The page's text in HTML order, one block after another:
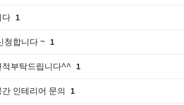
다 1
청합니다 ~ 1
적부탁드립니다^^ 1
인테리어 문의 1